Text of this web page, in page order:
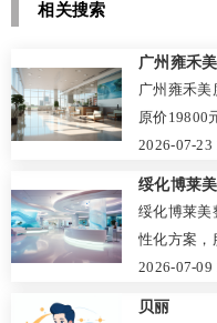
相关搜索
广州雍禾
广州雍禾美
原价19800
2026-07-23
绥化博莱
绥化博莱美
性化方案，
2026-07-09
贝丽